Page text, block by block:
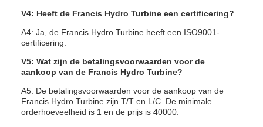
V4: Heeft de Francis Hydro Turbine een certificering?
A4: Ja, de Francis Hydro Turbine heeft een ISO9001-
certificering.
V5: Wat zijn de betalingsvoorwaarden voor de
aankoop van de Francis Hydro Turbine?
A5: De betalingsvoorwaarden voor de aankoop van de
Francis Hydro Turbine zijn T/T en L/C. De minimale
orderhoeveelheid is 1 en de prijs is 40000.